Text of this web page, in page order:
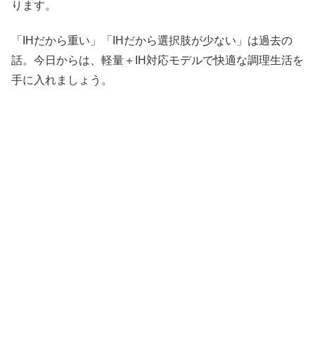
ります。
「IHだから重い」「IHだから選択肢が少ない」は過去の
話。今日からは、軽量＋IH対応モデルで快適な調理生活を
手に入れましょう。